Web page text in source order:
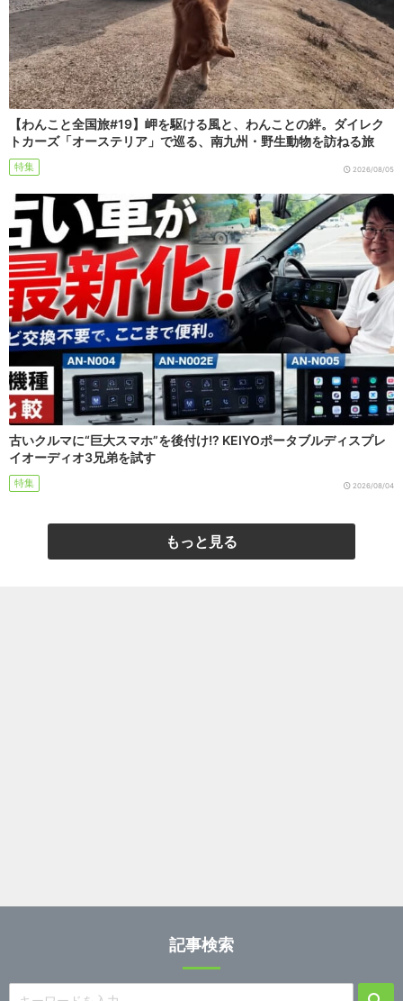
【わんこと全国旅#19】岬を駆ける風と、わんことの絆。ダイレク
トカーズ「オーステリア」で巡る、南九州・野生動物を訪ねる旅
特集 2026/08/05
古いクルマに“巨大スマホ”を後付け!? KEIYOポータブルディスプレ
イオーディオ3兄弟を試す
特集 2026/08/04
もっと見る
記事検索